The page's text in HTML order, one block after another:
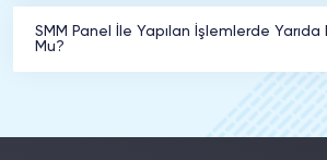
SMM Panel İle Yapılan İşlemlerde Yarıda
Mu?